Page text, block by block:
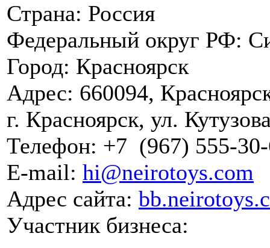
Страна: Россия
Федеральный округ РФ:
Город: Красноярск
Адрес: 660094,
г. Красноярск, ул.
Телефон: +7 (967) 555-
E-mail: hi@neirotoys.com
Адрес сайта:
Участник бизнеса: